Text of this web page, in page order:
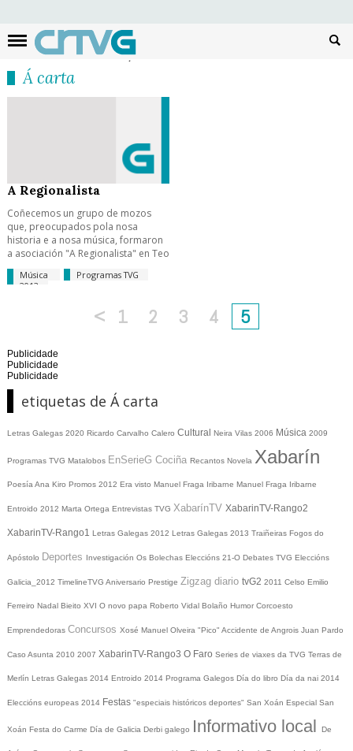
Á carta
A Regionalista
Coñecemos un grupo de mozos
que, preocupados pola nosa
historia e a nosa música, formaron
a asociación "A Regionalista" en Teo
Música
Programas TVG
2013
< 1 2 3 4 5
Publicidade
Publicidade
Publicidade
etiquetas de Á carta
Letras Galegas 2020 Ricardo Carvalho Calero Cultural Neira Vilas 2006 Música 2009
Programas TVG Matalobos EnSerieG Cociña Recantos Novela Xabarín
Poesía Ana Kiro Promos 2012 Era visto Manuel Fraga Iribarne Manuel Fraga Iribarne
Entroido 2012 Marta Ortega Entrevistas TVG XabarínTV XabarinTV-Rango2
XabarinTV-Rango1 Letras Galegas 2012 Letras Galegas 2013 Traiñeiras Fogos do
Apóstolo Deportes Investigación Os Bolechas Eleccións 21-O Debates TVG Eleccións
Galicia_2012 TimelineTVG Aniversario Prestige Zigzag diario tvG2 2011 Celso Emilio
Ferreiro Nadal Bieito XVI O novo papa Roberto Vidal Bolaño Humor Corcoesto
Emprendedoras Concursos Xosé Manuel Olveira "Pico" Accidente de Angrois Juan Pardo
Caso Asunta 2010 2007 XabarinTV-Rango3 O Faro Series de viaxes da TVG Terras de
Merlín Letras Galegas 2014 Entroido 2014 Programa Galegos Día do libro Día da nai 2014
Eleccións europeas 2014 Festas "especiais históricos deportes" San Xoán Especial San
Xoán Festa do Carme Día de Galicia Derbi galego Informativo local De